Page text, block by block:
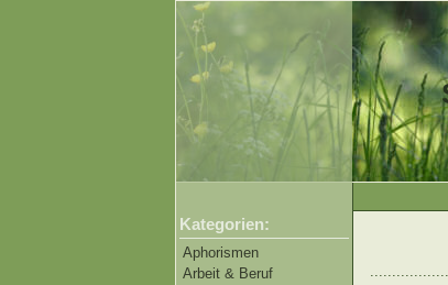
Kategorien:
Aphorismen
Arbeit & Beruf